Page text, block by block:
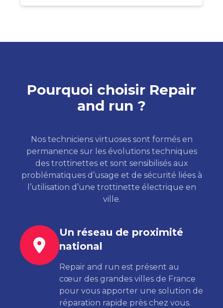
Pourquoi choisir Repair
and run ?
Nos techniciens virtuoses sont formés en
permanence sur les évolutions techniques
des trottinettes et sont sensibilisés aux
problématiques d’usage et de sécurité liées à
l’utilisation d’une trottinette électrique en
ville.
Un réseau de proximité
national
Repair and run est présent au
cœur des grandes villes de France
pour vous apporter une solution de
réparation rapide près chez vous.